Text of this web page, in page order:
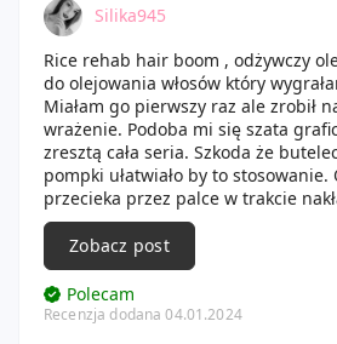
Silika945
Rice rehab hair boom , odżywczy
do olejowania włosów który
Miałam go pierwszy raz ale zrobił
wrażenie. Podoba mi się szata
zresztą cała seria. Szkoda że
pompki ułatwiało by to
przecieka przez palce w trakcie
do opanowania. Olejek ma ładny
nudzący, raczej delikatny bardzo mi
chodzi o działanie, to ładnie
rozczesują i mniej puszą włosy są
i gładkie. Z puszeniem nie mam
Zobacz post
Polecam
Recenzja dodana 04.01.2024